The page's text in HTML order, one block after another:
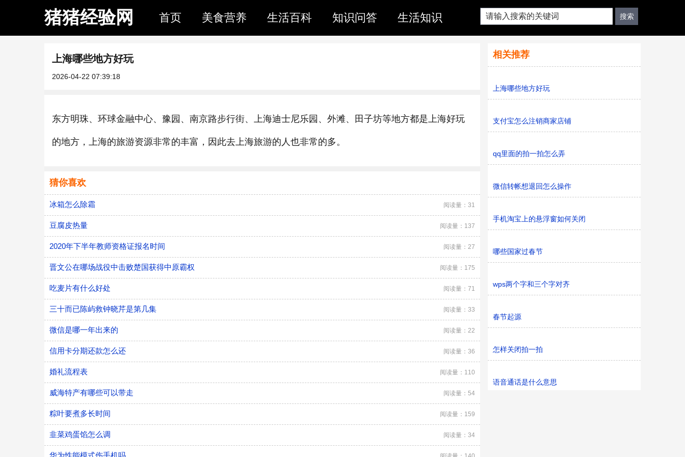
猪猪经验网 首页 美食营养 生活百科 知识问答 生活知识
上海哪些地方好玩
2026-04-22 07:39:18
东方明珠、环球金融中心、豫园、南京路步行街、上海迪士尼乐园、外滩、田子坊等地方都是上海好玩
的地方，上海的旅游资源非常的丰富，因此去上海旅游的人也非常的多。
猜你喜欢
冰箱怎么除霜 阅读量：31
豆腐皮热量 阅读量：137
2020年下半年教师资格证报名时间 阅读量：27
晋文公在哪场战役中击败楚国获得中原霸权 阅读量：175
吃麦片有什么好处 阅读量：71
三十而已陈屿救钟晓芹是第几集 阅读量：33
微信是哪一年出来的 阅读量：22
信用卡分期还款怎么还 阅读量：36
婚礼流程表 阅读量：110
威海特产有哪些可以带走 阅读量：54
粽叶要煮多长时间 阅读量：159
韭菜鸡蛋馅怎么调 阅读量：34
华为性能模式伤手机吗
相关推荐
上海哪些地方好玩
支付宝怎么注销商家店铺
qq里面的拍一拍怎么弄
微信转帐想退回怎么操作
手机淘宝上的悬浮窗如何关闭
哪些国家过春节
wps两个字和三个字对齐
春节起源
怎样关闭拍一拍
语音通话是什么意思